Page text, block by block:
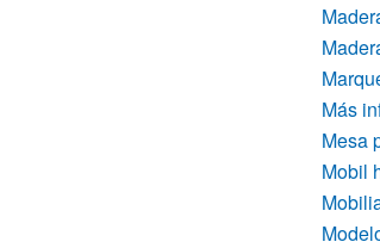
Más
Mesa
Mobil